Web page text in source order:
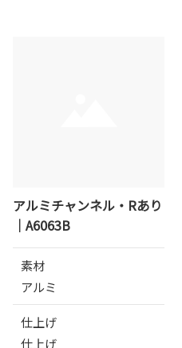
アルミチャンネル・Rあり
｜A6063B
素材
アルミ
仕上げ
仕上げ